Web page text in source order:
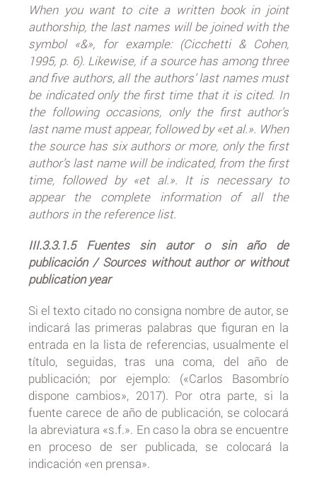
When you want to cite a written book in joint
authorship, the last names will be joined with the
symbol «&», for example: (Cicchetti & Cohen,
1995, p. 6). Likewise, if a source has among three
and five authors, all the authors’ last names must
be indicated only the first time that it is cited. In
the following occasions, only the first author’s
last name must appear, followed by «et al.». When
the source has six authors or more, only the first
author’s last name will be indicated, from the first
time, followed by «et al.». It is necessary to
appear the complete information of all the
authors in the reference list.
III.3.3.1.5 Fuentes sin autor o sin año de
publicación / Sources without author or without
publication year
Si el texto citado no consigna nombre de autor, se
indicará las primeras palabras que figuran en la
entrada en la lista de referencias, usualmente el
título, seguidas, tras una coma, del año de
publicación; por ejemplo: («Carlos Basombrío
dispone cambios», 2017). Por otra parte, si la
fuente carece de año de publicación, se colocará
la abreviatura «s.f.». En caso la obra se encuentre
en proceso de ser publicada, se colocará la
indicación «en prensa».